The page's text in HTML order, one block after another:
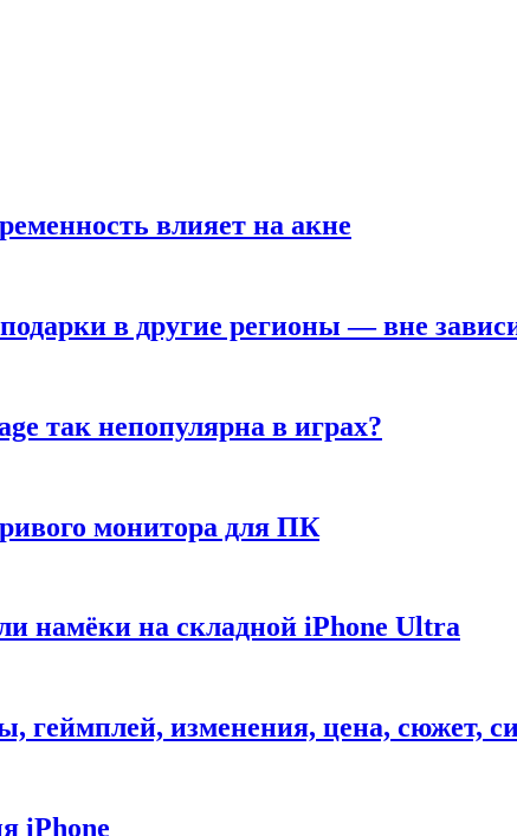
влияет на акне
в другие регионы — вне
так непопулярна в играх?
монитора для ПК
намёки на складной iPhone Ultra
геймплей, изменения, цена, сюжет,
iPhone